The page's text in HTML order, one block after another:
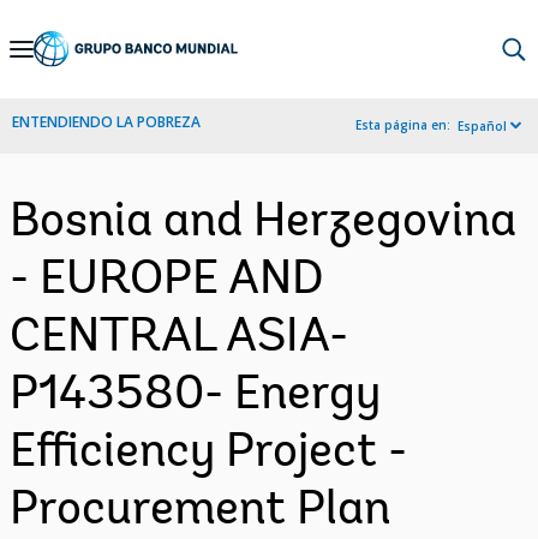
Skip
Navigation
ENTENDIENDO LA POBREZA Esta página en: Español
Bosnia and Herzegovina
- EUROPE AND
CENTRAL ASIA-
P143580- Energy
Efficiency Project -
Procurement Plan